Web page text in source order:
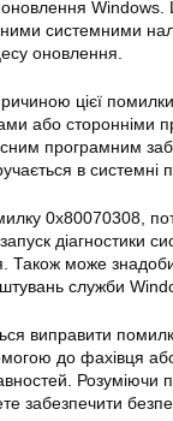
оновлення
системними
оновлення.
цієї
або сторонніми
програмним
в системні
0x80070308,
діагностики
Також може
служби
виправити
до фахівця
Розуміючи
забезпечити